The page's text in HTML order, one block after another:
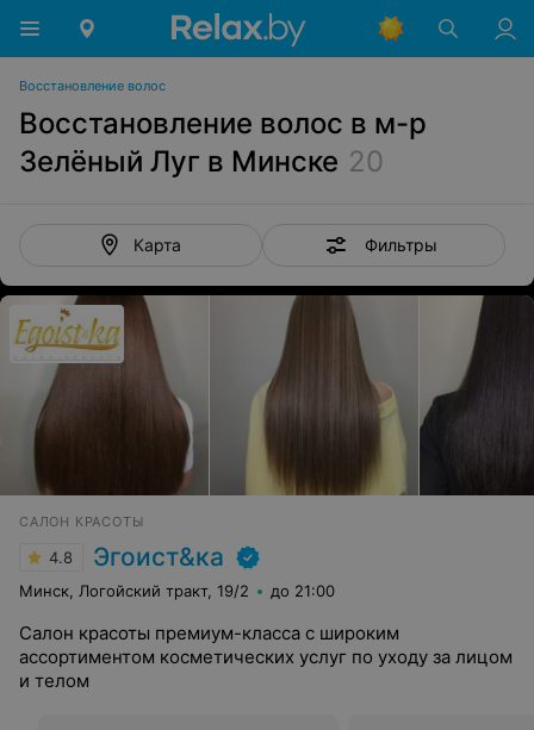
Восстановление волос
Восстановление волос в м-р
Зелёный Луг в Минске 20
Карта Фильтры
САЛОН КРАСОТЫ
4.8 Эгоист&ка
Минск, Логойский тракт, 19/2 до 21:00
Салон красоты премиум-класса с широким
ассортиментом косметических услуг по уходу за лицом
и телом